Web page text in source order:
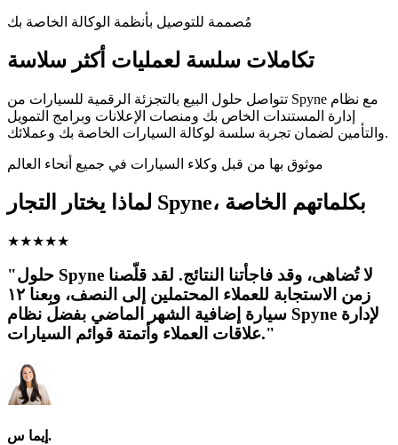
مُصممة للتوصيل بأنظمة الوكالة الخاصة بك
تكاملات سلسة لعمليات أكثر سلاسة
تتواصل حلول البيع بالتجزئة الرقمية للسيارات من Spyne مع نظام
إدارة المستندات الخاص بك ومنصات الإعلانات وبرامج التمويل
والتأمين لضمان تجربة سلسة لوكالة السيارات الخاصة بك وعملائك.
موثوق بها من قبل وكلاء السيارات في جميع أنحاء العالم
لماذا يختار التجار Spyne، بكلماتهم الخاصة
★★★★★
"حلول Spyne لا تُضاهى، وقد فاجأتنا النتائج. لقد قلّصنا
زمن الاستجابة للعملاء المحتملين إلى النصف، وبِعنا ١٢
سيارة إضافية الشهر الماضي بفضل نظام Spyne لإدارة
علاقات العملاء وأتمتة قوائم السيارات."
إيما س.